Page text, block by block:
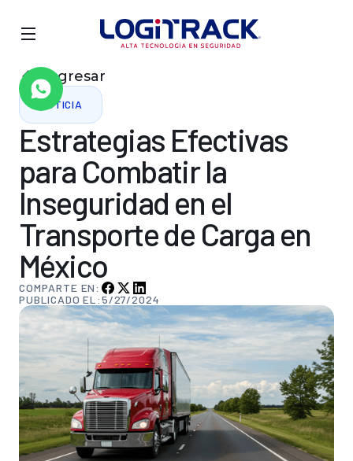
Regresar
NOTICIA
Estrategias Efectivas
para Combatir la
Inseguridad en el
Transportede Cargaen
México
COMPARTE EN:
PUBLICADO EL:5/27/2024